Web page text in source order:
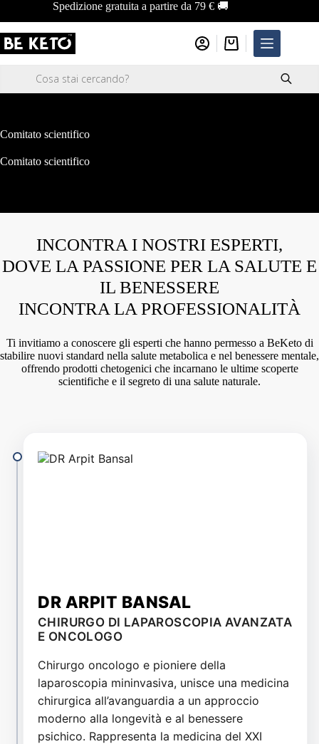
contenuto
Spedizione gratuita a partire da 79 € 🚚
Carrello
Comitato scientifico
Comitato scientifico
INCONTRA I NOSTRI ESPERTI,
DOVE LA PASSIONE PER LA SALUTE E
IL BENESSERE
INCONTRA LA PROFESSIONALITÀ
Ti invitiamo a conoscere gli esperti che hanno permesso a BeKeto di
stabilire nuovi standard nella salute metabolica e nel benessere mentale,
offrendo prodotti chetogenici che incarnano le ultime scoperte
scientifiche e il segreto di una salute naturale.
DR ARPIT BANSAL
CHIRURGO DI LAPAROSCOPIA AVANZATA
E ONCOLOGO
Chirurgo oncologo e pioniere della
laparoscopia mininvasiva, unisce una medicina
chirurgica all’avanguardia a un approccio
moderno alla longevità e al benessere
psichico. Rappresenta la medicina del XXI